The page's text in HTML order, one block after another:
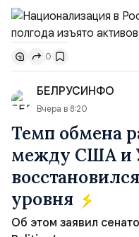
подсчитали аналитики
чем за аналогичный
Всего зафиксировано
транзакций, которые
объёма всего
поглощений. Крупнейшей
0
БЕЛРУСИНФО
Вчера в 8:20
Темп обмена
между США и
уровня
Об этом заявил